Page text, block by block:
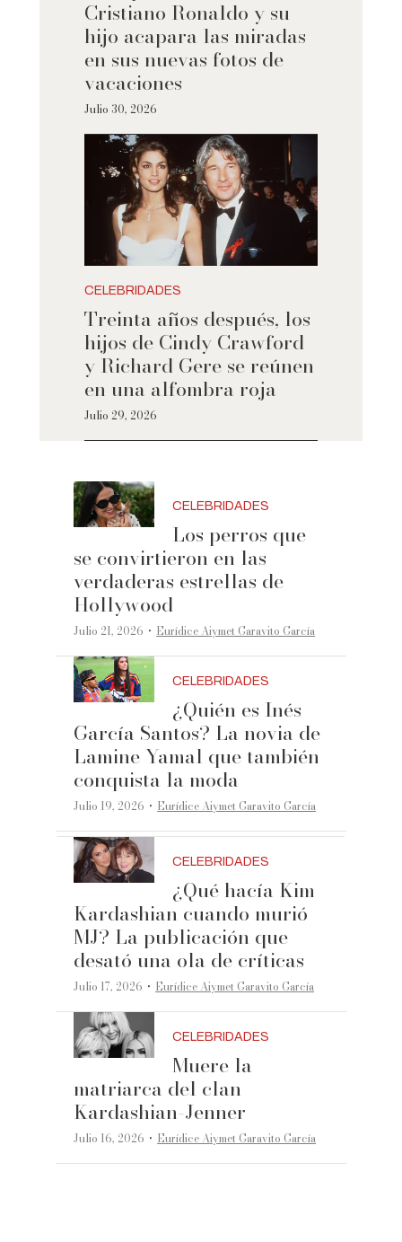
Cristiano Ronaldo y su
hijo acapara las miradas
en sus nuevas fotos de
vacaciones
Julio 30, 2026
CELEBRIDADES
Treinta años después, los
hijos de Cindy Crawford
y Richard Gere se reúnen
en una alfombra roja
Julio 29, 2026
CELEBRIDADES
Los perros que
se convirtieron en las
verdaderas estrellas de
Hollywood
Julio 21, 2026 ·Eurídice Aiymet Garavito García
CELEBRIDADES
¿Quién es Inés
García Santos? La novia de
Lamine Yamal que también
conquista la moda
Julio 19, 2026 ·Eurídice Aiymet Garavito García
CELEBRIDADES
¿Qué hacía Kim
Kardashian cuando murió
MJ? La publicación que
desató una ola de críticas
Julio 17, 2026 ·Eurídice Aiymet Garavito García
CELEBRIDADES
Muere la
matriarca del clan
Kardashian-Jenner
Julio 16, 2026 ·Eurídice Aiymet Garavito García